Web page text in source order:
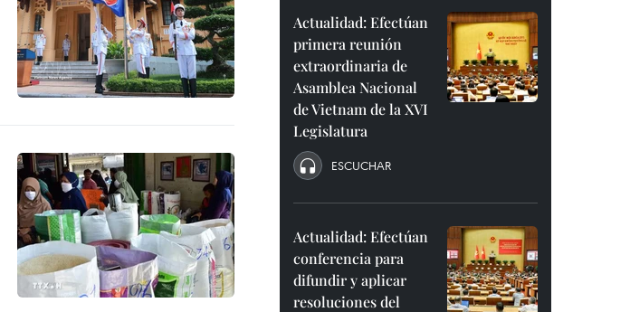
Actualidad: Efectúan
primera reunión
extraordinaria de
Asamblea Nacional
de Vietnam de la XVI
Legislatura
ESCUCHAR
Actualidad: Efectúan
conferencia para
difundir y aplicar
resoluciones del